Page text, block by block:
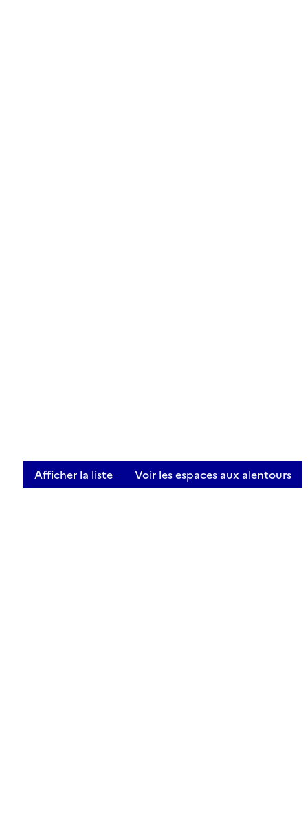
Afficher la liste Voir les espaces aux alentours